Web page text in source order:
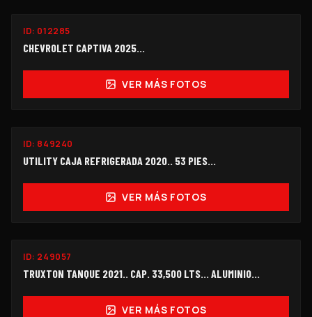
ID: 012285
CHEVROLET CAPTIVA 2025...
VER MÁS FOTOS
ID: 849240
UTILITY CAJA REFRIGERADA 2020.. 53 PIES...
VER MÁS FOTOS
ID: 249057
TRUXTON TANQUE 2021.. CAP. 33,500 LTS... ALUMINIO...
VER MÁS FOTOS